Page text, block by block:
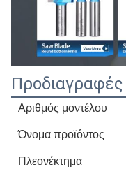
Προδιαγραφές
Αριθμός μοντέλου
Όνομα προϊόντος
Πλεονέκτημα